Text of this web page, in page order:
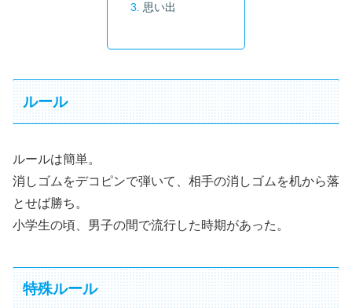
思い出
ルール
ルールは簡単。
消しゴムをデコピンで弾いて、相手の消しゴムを机から落
とせば勝ち。
小学生の頃、男子の間で流行した時期があった。
特殊ルール